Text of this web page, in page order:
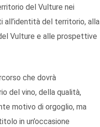
del Vulture nei
all’identità del territorio, alla
Vulture e alle prospettive
che dovrà
del vino, della qualità,
motivo di orgoglio, ma
in un’occasione